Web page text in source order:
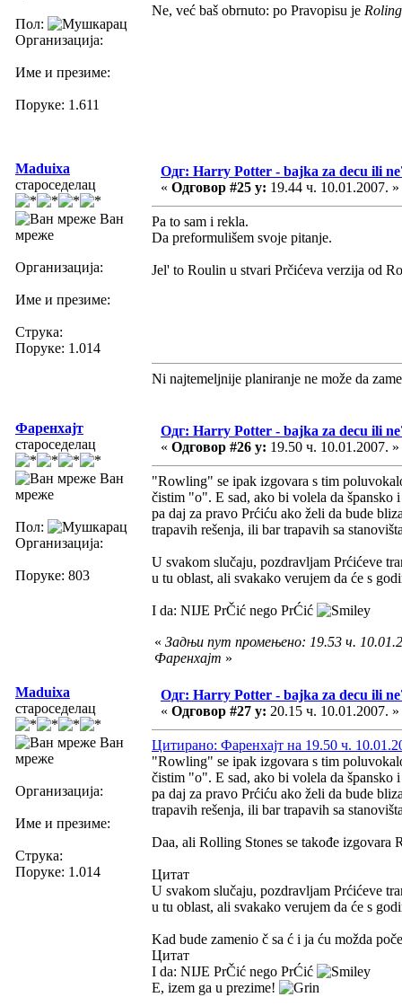
Пол:
Организација:
Име и презиме:
Поруке: 1.611
Ne, već baš obrnuto: po Pravopisu je Roling
Maduixa
староседелац
Ван
мреже
Организација:
Име и презиме:
Струка:
Поруке: 1.014
Одг: Harry Potter - bajka za decu ili
« Одговор #25 у: 19.44 ч. 10.01.2007. »
Pa to sam i rekla.
Da preformulišem svoje pitanje.
Jel' to Roulin u stvari Prčićeva verzija od
Ni najtemeljnije planiranje ne može da
Фаренхајт
староседелац
Ван
мреже
Пол:
Организација:
Поруке: 803
Одг: Harry Potter - bajka za decu ili
« Одговор #26 у: 19.50 ч. 10.01.2007. »
"Rowling" se ipak izgovara s tim
čistim "o". E sad, ako bi volela da
pa daj za pravo Prćiću ako želi da bude
trapavih rešenja, ili bar trapavih sa
U svakom slučaju, pozdravljam Prćićeve
u tu oblast, ali svakako verujem da će s
I da: NIJE PrČić nego PrĆić
« Задњи пут промењено: 19.53 ч.
Фаренхајт »
Maduixa
староседелац
Ван
мреже
Организација:
Име и презиме:
Струка:
Поруке: 1.014
Одг: Harry Potter - bajka za decu ili
« Одговор #27 у: 20.15 ч. 10.01.2007. »
Цитирано: Фаренхајт на 19.50 ч.
"Rowling" se ipak izgovara s tim
čistim "o". E sad, ako bi volela da
pa daj za pravo Prćiću ako želi da bude
trapavih rešenja, ili bar trapavih sa
Daa, ali Rolling Stones se takođe izgovara
Цитат
U svakom slučaju, pozdravljam Prćićeve
u tu oblast, ali svakako verujem da će s
Kad bude zamenio č sa ć i ja ću možda
Цитат
I da: NIJE PrČić nego PrĆić
E, izem ga u prezime!